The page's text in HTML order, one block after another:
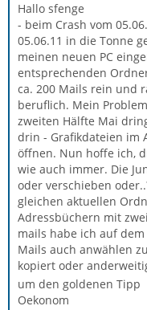
Hallo sfenge
- beim Crash vom
05.06.11 in die Tonne
meinen neuen PC
entsprechenden
ca. 200 Mails rein und
beruflich. Mein
zweiten Hälfte Mai
drin - Grafikdateien im
öffnen. Nun hoffe ich,
wie auch immer. Die
oder verschieben
gleichen aktuellen
Adressbüchern mit
mails habe ich auf
Mails auch anwählen
kopiert oder
um den goldenen Tipp
Oekonom